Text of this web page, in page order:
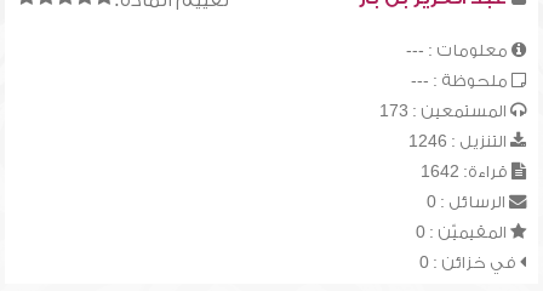
معلومات : ---
ملحوظة : ---
المستمعين : 173
التنزيل : 1246
قراءة: 1642
الرسائل : 0
المقيميّن : 0
في خزائن : 0